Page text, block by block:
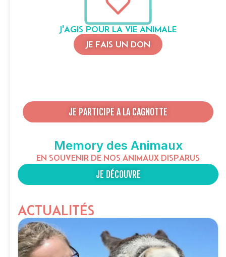
J'AGIS POUR LA VIE ANIMALE
JE FAIS UN DON
JE PARTICIPE A LA CAGNOTTE
Memory des Animaux
EN SOUVENIR DE NOS ANIMAUX DISPARUS
JE DÉCOUVRE
ACTUALITÉS